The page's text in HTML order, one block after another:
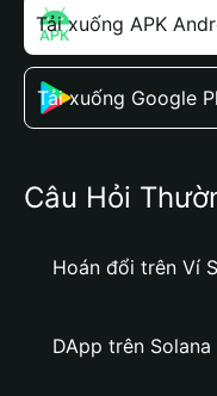
Tải xuống APK
Tải xuống Google
Câu Hỏi
Hoán đổi trên Ví
DApp trên Solana